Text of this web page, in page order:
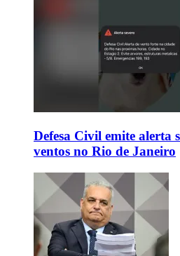
Defesa Civil emite alerta
ventos no Rio de Janeiro